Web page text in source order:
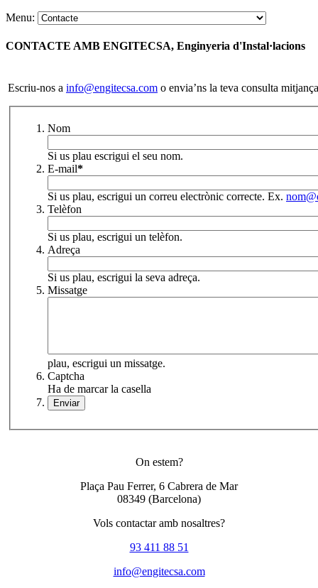
Menu:
CONTACTE AMB ENGITECSA, Enginyeria d'Instal·lacions
Escriu-nos a info@engitecsa.com o envia’ns la teva consulta
Nom
Si us plau escrigui el seu nom.
E-mail*
Si us plau, escrigui un correu electrònic correcte. Ex.
Telèfon
Si us plau, escrigui un telèfon.
Adreça
Si us plau, escrigui la seva adreça.
Missatge
plau, escrigui un missatge.
Captcha
Ha de marcar la casella
On estem?
Plaça Pau Ferrer, 6 Cabrera de Mar
08349 (Barcelona)
Vols contactar amb nosaltres?
93 411 88 51
info@engitecsa.com